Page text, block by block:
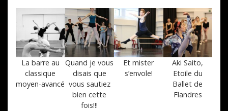
La barre au
classique
moyen-avancé
Quand je vous
disais que
vous sautiez
bien cette
fois!!!
Et mister
s’envole!
Aki Saito,
Etoile du
Ballet de
Flandres